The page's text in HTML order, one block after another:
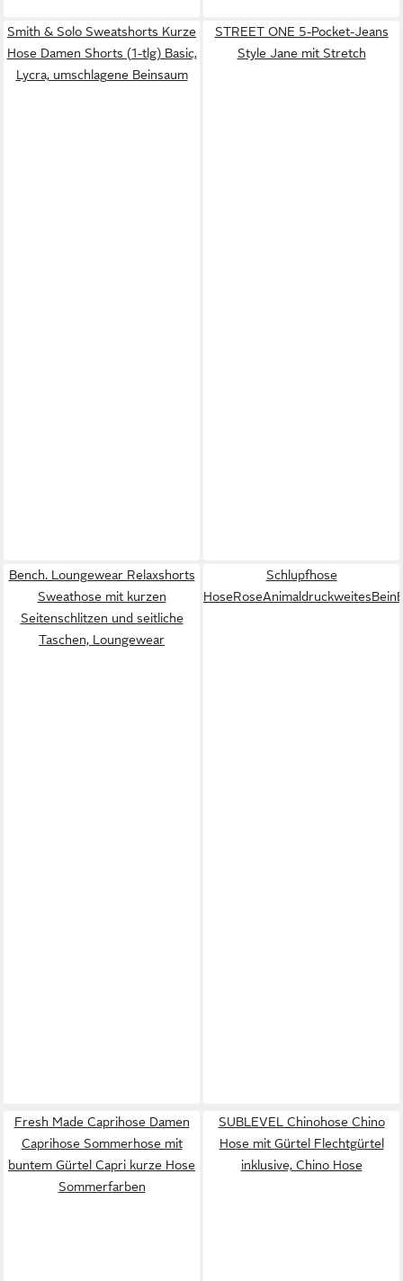
Smith & Solo Sweatshorts Kurze
Hose Damen Shorts (1-tlg) Basic,
Lycra, umschlagene Beinsaum
STREET ONE 5-Pocket-Jeans
Style Jane mit Stretch
Bench. Loungewear Relaxshorts
Sweathose mit kurzen
Seitenschlitzen und seitliche
Taschen, Loungewear
Schlupfhose
Fresh Made Caprihose Damen
Caprihose Sommerhose mit
buntem Gürtel Capri kurze Hose
Sommerfarben
SUBLEVEL Chinohose Chino
Hose mit Gürtel Flechtgürtel
inklusive, Chino Hose